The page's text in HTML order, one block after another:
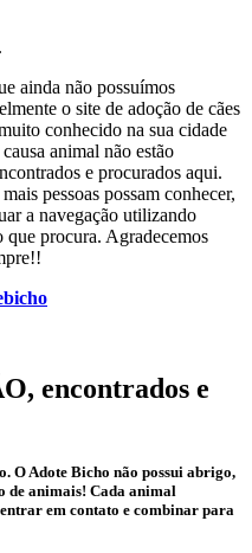
ainda não possuímos
o site de adoção de cães
conhecido na sua cidade
animal não estão
e procurados aqui.
pessoas possam conhecer,
a navegação utilizando
procura. Agradecemos
encontrados e
O Adote Bicho não possui abrigo,
de animais! Cada animal
em contato e combinar para